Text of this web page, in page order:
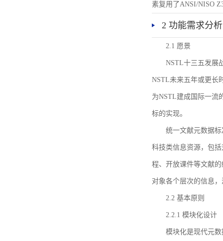
素复用了ANSI/NISO
2 功能需求分析
2.1 愿景
NSTL十三五发展
NSTL未来五年或更长
为NSTL建成国际一流
标的实现。
统一文献元数据
科技类信息资源，包
程、开放课件等文献
对象各个层次的信息
2.2 基本原则
2.2.1 模块化设计
模块化是现代元